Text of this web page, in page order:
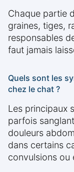
Chaque partie
graines, tiges,
responsables
faut jamais
Quels sont les
chez le chat ?
Les principaux
parfois
douleurs
dans certains
convulsions ou